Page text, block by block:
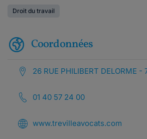
Droit du travail
Coordonnées
26 RUE PHILIBERT DELORME -
01 40 57 24 00
www.trevilleavocats.com